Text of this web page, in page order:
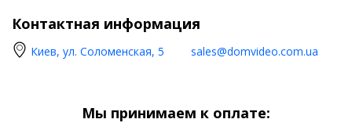
Контактная информация
Киев, ул. Соломенская, 5 sales@domvideo.com.ua
Мы принимаем к оплате: